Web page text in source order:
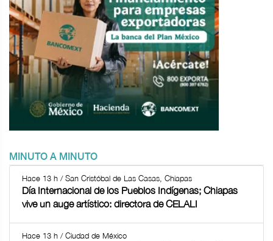
MINUTO A MINUTO
Hace 13 h / San Cristóbal de Las Casas, Chiapas
Día Internacional de los Pueblos Indígenas; Chiapas
vive un auge artístico: directora de CELALI
Hace 13 h / Ciudad de México